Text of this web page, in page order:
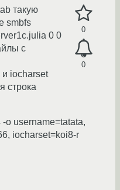
0
0
такую
smbfs
0 0
с
и iocharset
строка
o username=tatata,
iocharset=koi8-r